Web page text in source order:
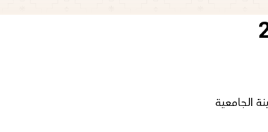
الجامعية